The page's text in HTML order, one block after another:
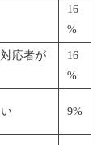
16
%
応者が
16
%
9%